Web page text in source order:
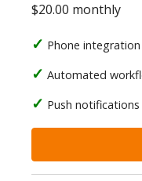
$20.00 monthly
Phone integration
Automated
Push notifications